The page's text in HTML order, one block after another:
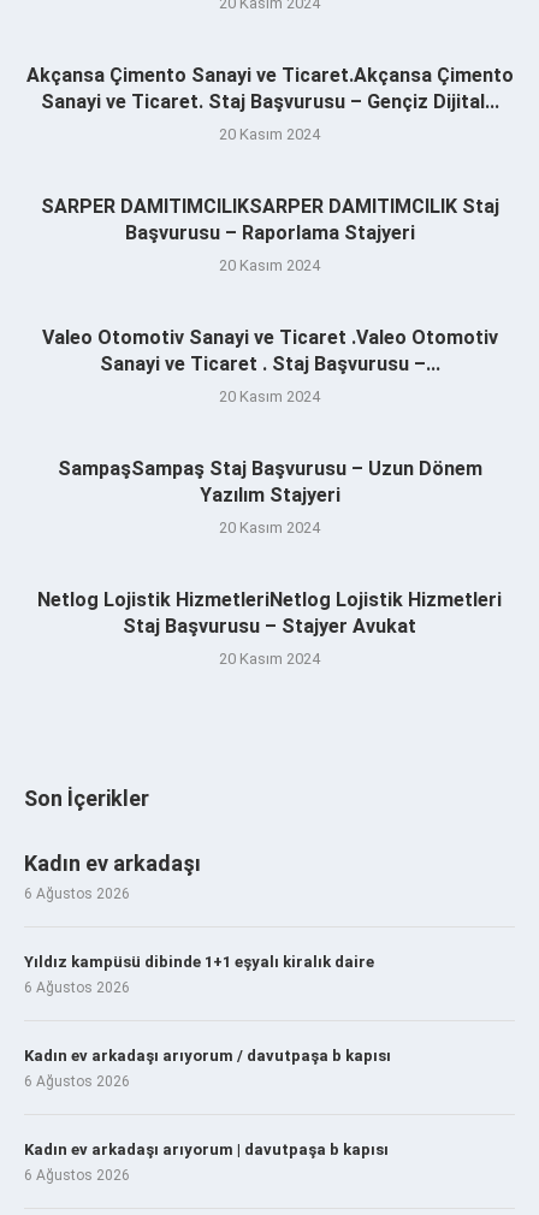
Akçansa Çimento Sanayi ve Ticaret.Akçansa Çimento
Sanayi ve Ticaret. Staj Başvurusu – Gençiz Dijital...
20 Kasım 2024
SARPER DAMITIMCILIKSARPER DAMITIMCILIK Staj
Başvurusu – Raporlama Stajyeri
20 Kasım 2024
Valeo Otomotiv Sanayi ve Ticaret .Valeo Otomotiv
Sanayi ve Ticaret . Staj Başvurusu –...
20 Kasım 2024
SampaşSampaş Staj Başvurusu – Uzun Dönem
Yazılım Stajyeri
20 Kasım 2024
Netlog Lojistik HizmetleriNetlog Lojistik Hizmetleri
Staj Başvurusu – Stajyer Avukat
20 Kasım 2024
Son İçerikler
Kadın ev arkadaşı
6 Ağustos 2026
Yıldız kampüsü dibinde 1+1 eşyalı kiralık daire
6 Ağustos 2026
Kadın ev arkadaşı arıyorum / davutpaşa b kapısı
6 Ağustos 2026
Kadın ev arkadaşı arıyorum | davutpaşa b kapısı
6 Ağustos 2026